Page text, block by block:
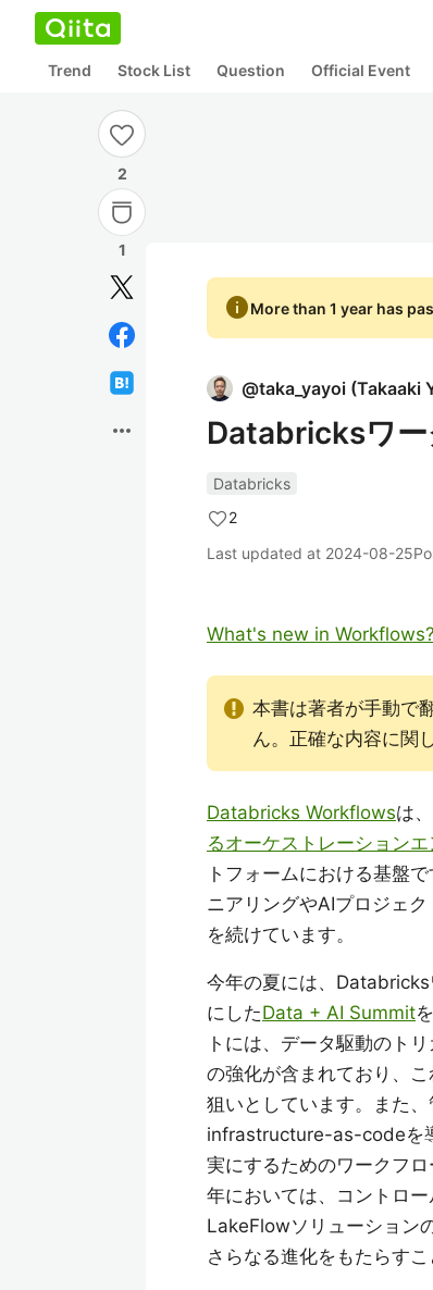
Trend Stock List Question Official Event
2
1
more_horiz
infoMore than 1 year has
@taka_yayoi (Takaaki
Databricksワー
Databricks
2
Last updated at 2024-08-25
What's new in
本書は著者が手動で
ん。正確な内容に関
Databricks Workflowsは
るオーケストレーションエ
トフォームにおける基盤
ニアリングやAIプロジェ
を続けています。
今年の夏には、
にしたData + AI Summit
トには、データ駆動のト
の強化が含まれており、
狙いとしています。また
infrastructure-as-codeを
実にするためのワークフ
年においては、コントロ
LakeFlowソリューション
さらなる進化をもたらすこ